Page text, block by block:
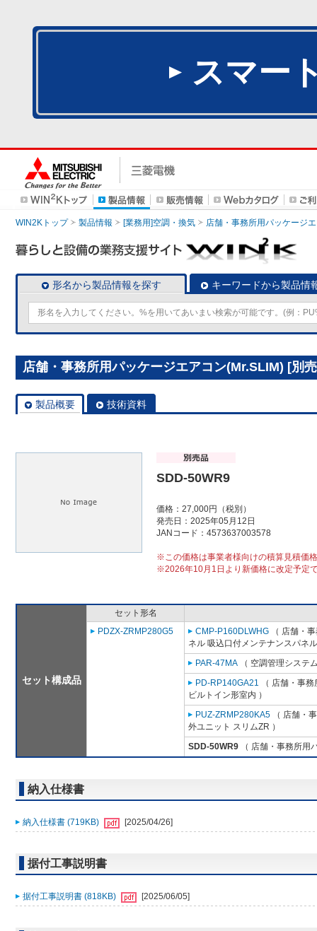
スマー
WIN2Kトップ 製品情報 [業務用]空調・換気 店舗・事務所用パッケージ
形名から製品情報を探す キーワードから製品情
店舗・事務所用パッケージエアコン(Mr.SLIM) [別
製品概要 技術資料
SDD-50WR9
価格：27,000円（税別）
発売日：2025年05月12日
JANコード：4573637003578
※この価格は事業者様向けの積算見積価
※2026年10月1日より新価格に改定予定
セット構成品
セット形名
PDZX-ZRMP280G5
CMP-P160DLWHG （ 店舗・
ネル 吸込口付メンテナンスパネ
PAR-47MA （ 空調管理システ
PD-RP140GA21 （ 店舗・事
ビルトイン形室内 ）
PUZ-ZRMP280KA5 （ 店舗・
外ユニット スリムZR ）
SDD-50WR9 （ 店舗・事務所用
納入仕様書
納入仕様書 (719KB) [2025/04/26]
据付工事説明書
据付工事説明書 (818KB) [2025/06/05]